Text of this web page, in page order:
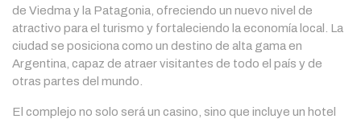
de Viedma y la Patagonia, ofreciendo un nuevo nivel de
atractivo para el turismo y fortaleciendo la economía local. La
ciudad se posiciona como un destino de alta gama en
Argentina, capaz de atraer visitantes de todo el país y de
otras partes del mundo.
El complejo no solo será un casino, sino que incluye un hotel